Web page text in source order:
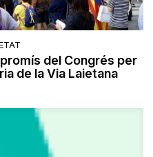
del Congrés per
de la Via Laietana